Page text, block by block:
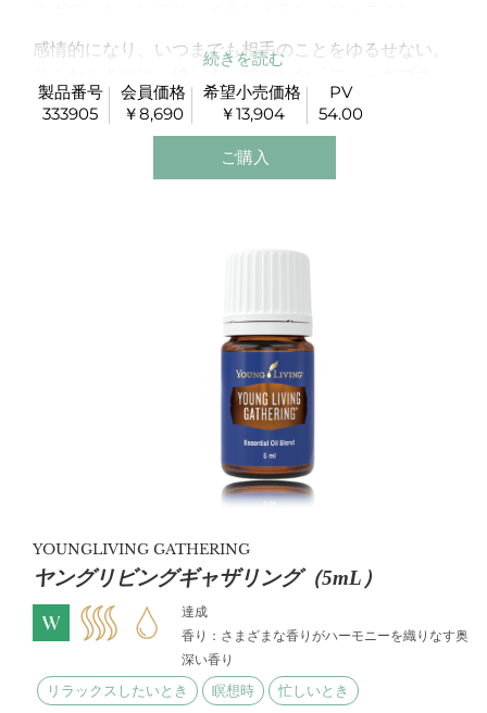
ーズ
感情的になり、いつまでも相手のことをゆるせない。
ス」の香りで、お部屋を満たしてみてください。
製品番号
333905
会員価格
￥8,690
希望小売価格
￥13,904
PV
54.00
ご購入
YOUNGLIVING GATHERING
ヤングリビングギャザリング（5mL）
達成
香り：さまざまな香りがハーモニーを織りなす奥
深い香り
リラックスしたいとき 瞑想時 忙しいとき